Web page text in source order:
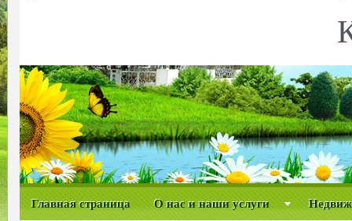
Главная страница О нас и наши услуги